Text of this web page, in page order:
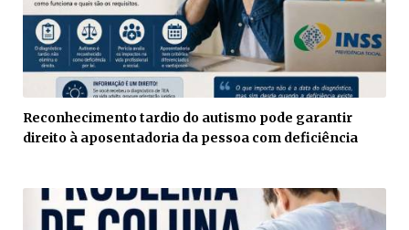
Reconhecimento tardio do autismo pode garantir
direito à aposentadoria da pessoa com deficiência